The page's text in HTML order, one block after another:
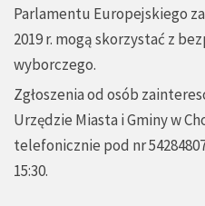
Parlamentu Europejskiego
2019 r. mogą skorzystać z
wyborczego.
Zgłoszenia od osób
Urzędzie Miasta i Gminy w
telefonicznie pod nr
15:30.